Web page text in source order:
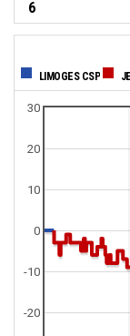
6
LIMOGES CSP
0
10
20
30
-20
-10